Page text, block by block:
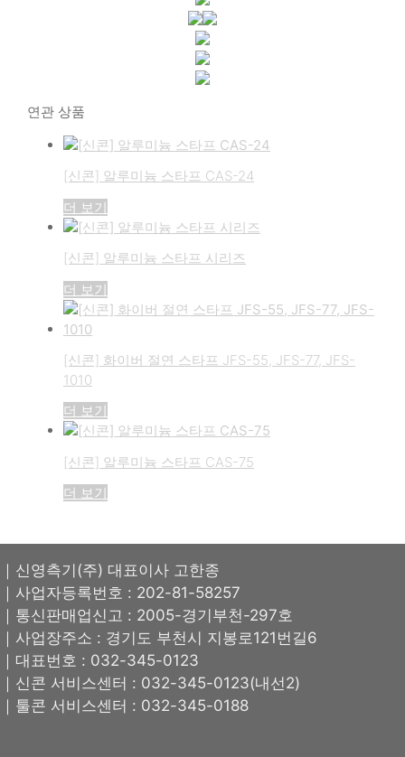
연관 상품
[신콘] 알루미늄 스타프 CAS-24
더 보기
[신콘] 알루미늄 스타프 시리즈
더 보기
[신콘] 화이버 절연 스타프 JFS-55, JFS-77, JFS-
1010
더 보기
[신콘] 알루미늄 스타프 CAS-75
더 보기
｜신영측기(주) 대표이사 고한종
｜사업자등록번호 : 202-81-58257
｜통신판매업신고 : 2005-경기부천-297호
｜사업장주소 : 경기도 부천시 지봉로121번길6
｜대표번호 : 032-345-0123
｜신콘 서비스센터 : 032-345-0123(내선2)
｜툴콘 서비스센터 : 032-345-0188